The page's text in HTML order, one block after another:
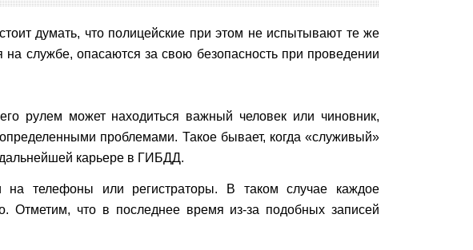
думать, что полицейские при этом не испытывают те же
службе, опасаются за свою безопасность при проведении
рулем может находиться важный человек или чиновник,
проблемами. Такое бывает, когда «служивый»
дальнейшей карьере в ГИБДД.
на телефоны или регистраторы. В таком случае каждое
Отметим, что в последнее время из-за подобных записей